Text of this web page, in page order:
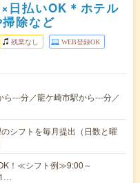
日払いOK＊ホテル
除など
残業なし WEB登録OK
---分／龍ケ崎市駅から---分／
シフトを毎月提出（日数と曜
！≪シフト例≫9:00～